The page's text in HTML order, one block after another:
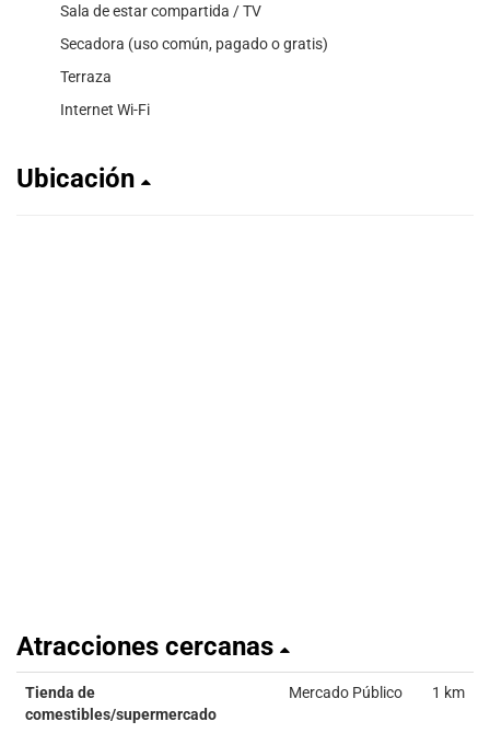
Sala de estar compartida / TV
Secadora (uso común, pagado o gratis)
Terraza
Internet Wi-Fi
Ubicación
Atracciones cercanas
Tienda de
comestibles/supermercado
Mercado Público 1 km